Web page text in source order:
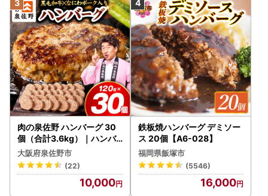
肉の泉佐野 ハンバーグ 30
個（合計3.6kg）｜ハンバ
ーグ 訳あり 黒毛和牛×なに
わポーク
大阪府泉佐野市
(22)
10,000
鉄板焼ハンバーグ デミソー
ス 20個【A6-028】
福岡県飯塚市
(5546)
16,000